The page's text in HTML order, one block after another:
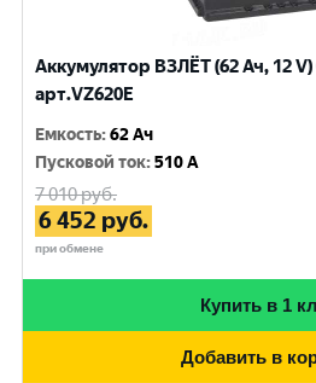
Аккумулятор ВЗЛЁТ (62 Ач, 12
арт.VZ620E
Емкость:62 Ач
Пусковой ток:510 A
7 010руб.
6 452 руб.
при обмене
Купить в 1
Добавить в